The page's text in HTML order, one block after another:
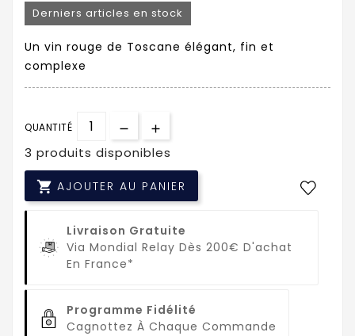
Derniers articles en stock
Un vin rouge de Toscane élégant, fin et
complexe
QUANTITÉ
3 produits disponibles
 AJOUTER AU PANIER
Livraison Gratuite
Via Mondial Relay Dès 200€ D'achat
En France*
Programme Fidélité
Cagnottez À Chaque Commande